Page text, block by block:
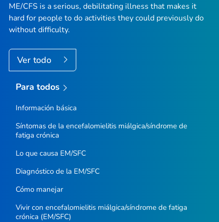
ME/CFS is a serious, debilitating illness that makes it
hard for people to do activities they could previously do
without difficulty.
Ver todo
Para todos
Información básica
Síntomas de la encefalomielitis miálgica/síndrome de
fatiga crónica
Lo que causa EM/SFC
Diagnóstico de la EM/SFC
Cómo manejar
Vivir con encefalomielitis miálgica/síndrome de fatiga
crónica (EM/SFC)